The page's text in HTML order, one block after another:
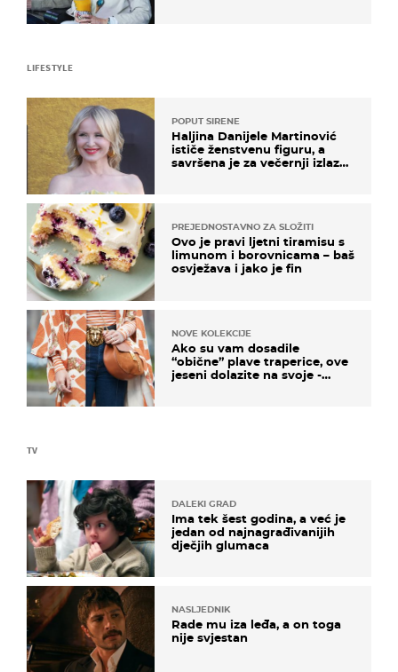
TV
DALEKI GRAD
Ima tek šest godina, a već je
jedan od najnagrađivanijih
dječjih glumaca
NASLJEDNIK
Rade mu iza leđa, a on toga
nije svjestan
LIFESTYLE
POPUT SIRENE
Haljina Danijele Martinović
ističe ženstvenu figuru, a
savršena je za večernji izlazak
PREJEDNOSTAVNO ZA SLOŽITI
Ovo je pravi ljetni tiramisu s
limunom i borovnicama – baš
osvježava i jako je fin
NOVE KOLEKCIJE
Ako su vam dosadile
“obične” plave traperice, ove
jeseni dolazite na svoje -